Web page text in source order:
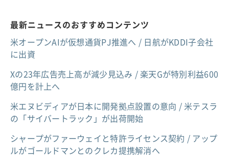
最新ニュースのおすすめコンテンツ
米オープンAIが仮想通貨PJ推進へ / 日航がKDDI子会社
に出資
Xの23年広告売上高が減少見込み / 楽天Gが特別利益600
億円を計上へ
米エヌビディアが日本に開発拠点設置の意向 / 米テスラ
の「サイバートラック」が出荷開始
シャープがファーウェイと特許ライセンス契約 / アップ
ルがゴールドマンとのクレカ提携解消へ